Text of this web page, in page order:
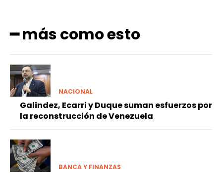
━ más como esto
NACIONAL
Galindez, Ecarri y Duque suman esfuerzos por
la reconstrucción de Venezuela
BANCA Y FINANZAS